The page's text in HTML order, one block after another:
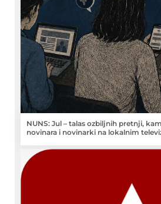
NUNS: Jul – talas ozbiljnih pretnji,
novinara i novinarki na lokalnim